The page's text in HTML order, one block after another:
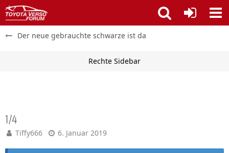
Der neue gebrauchte schwarze ist da
1/4
Tiffy666 6. Januar 2019